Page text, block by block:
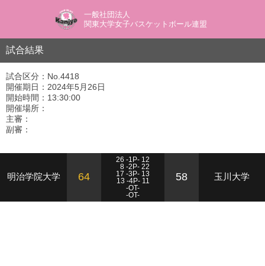
一般社団法人
関東大学女子バスケットボール連盟
試合結果
試合区分：No.4418
開催期日：2024年5月26日
開始時間：13:30:00
開催場所：
主審：
副審：
明治学院大学 64
26 -1P- 12
8 -2P- 22
17 -3P- 13
13 -4P- 11
-OT-
-OT-
58 玉川大学